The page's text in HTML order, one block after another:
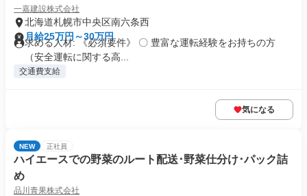
一嘉建設株式会社
北海道札幌市中央区南六条西
月給25万円～30万円
求める人材: 《必須要件》 〇 豊富な運転経験をお持ちの方
（安全運転に関する高...
交通費支給
気になる
NEW 正社員
ハイエースでの野菜のルート配送･野菜仕分け･パック詰
め
品川青果株式会社